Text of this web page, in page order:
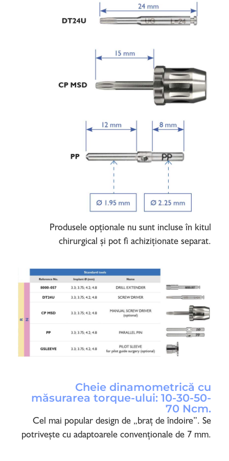
Produsele opționale nu sunt incluse în kitul
chirurgical și pot fi achiziționate separat.
Cheie dinamometrică cu
măsurarea torque-ului: 10-30-50-
70 Ncm.
Cel mai popular design de „braț de îndoire”. Se
potrivește cu adaptoarele convenționale de 7 mm.